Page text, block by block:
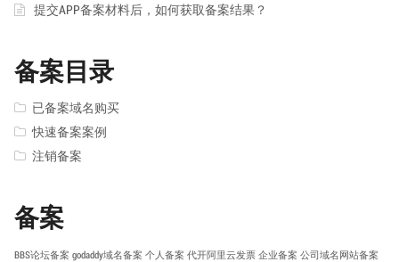
提交APP备案材料后，如何获取备案结果？
备案目录
已备案域名购买
快速备案案例
注销备案
备案
BBS论坛备案 godaddy域名备案 个人备案 代开阿里云发票 企业备案 公司域名网站备案